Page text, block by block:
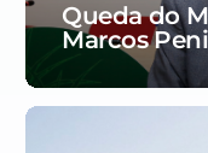
Queda do
Marcos